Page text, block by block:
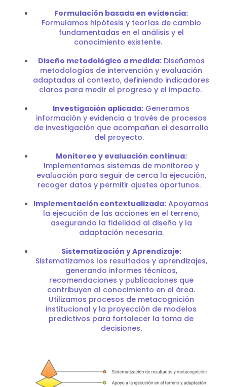
Formulación basada en evidencia:
Formulamos hipótesis y teorías de cambio
fundamentadas en el análisis y el
conocimiento existente.
Diseño metodológico a medida:Diseñamos
metodologías de intervención y evaluación
adaptadas al contexto, definiendo indicadores
claros para medir el progreso y el impacto.
Investigación aplicada: Generamos
información y evidencia a través de procesos
de investigación que acompañan el desarrollo
del proyecto.
Monitoreo y evaluación continua:
Implementamos sistemas de monitoreo y
evaluación para seguir de cerca la ejecución,
recoger datos y permitir ajustes oportunos.
Implementación contextualizada: Apoyamos
la ejecución de las acciones en el terreno,
asegurando la fidelidad al diseño y la
adaptación necesaria.
Sistematización y Aprendizaje:
Sistematizamos los resultados y aprendizajes,
generando informes técnicos,
recomendaciones y publicaciones que
contribuyen al conocimiento en el área.
Utilizamos procesos de metacognición
institucional y la proyección de modelos
predictivos para fortalecer la toma de
decisiones.